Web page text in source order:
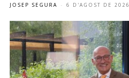
JOSEP SEGURA - 6 D'AGOST DE 2026